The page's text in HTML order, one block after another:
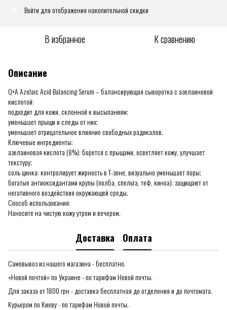
Войти для отображения накопительной скидки
В избранное К сравнению
Описание
Q+A Azelaic Acid Balancing Serum – балансирующая сыворотка с азелаиновой
кислотой:
подходит для кожи, склонной к высыпаниям;
уменьшает прыщи и следы от них;
уменьшает отрицательное влияние свободных радикалов.
Ключевые ингредиенты:
азелаиновая кислота (8%): ​​борется с прыщами, осветляет кожу, улучшает
текстуру;
соль цинка: контролирует жирность в Т-зоне, визуально уменьшает поры;
богатые антиоксидантами крупы (полба, спельта, теф, киноа): защищают от
негативного воздействия окружающей среды.
Способ использования:
Наносите на чистую кожу утром и вечером.
Доставка Оплата
Самовывоз из нашего магазина - бесплатно.
«Новой почтой» по Украине - по тарифам Новой почты.
Для заказа от 1800 грн - доставка бесплатная до отделения и до почтомата.
Курьером по Киеву - по тарифам Новой почты.